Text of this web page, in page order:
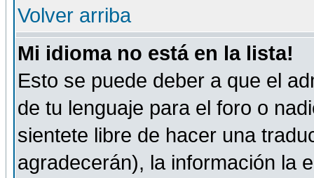
Volver arriba
Mi idioma no está en la lista!
Esto se puede deber a que el
de tu lenguaje para el foro o
sientete libre de hacer una
agradecerán), la información la